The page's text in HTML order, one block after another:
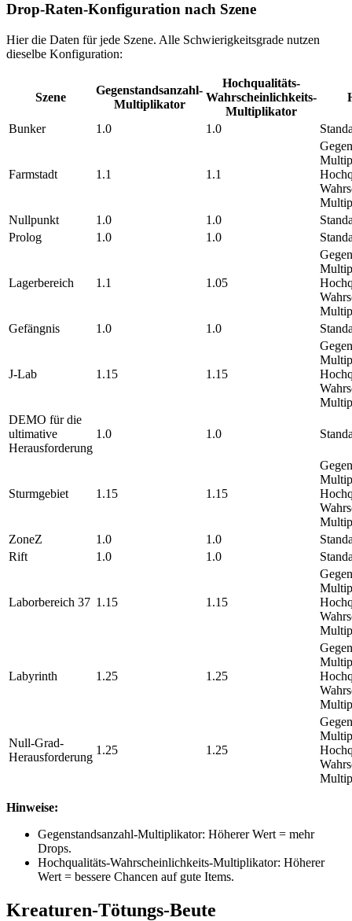
Drop-Raten-Konfiguration nach Szene
Hier die Daten für jede Szene. Alle Schwierigkeitsgrade nutzen
dieselbe Konfiguration:
Szene
Gegenstandsanzahl-
Multiplikator
Hochqualitäts-
Wahrscheinlichkeits-
Multiplikator
Bunker 1.0 1.0
Farmstadt 1.1 1.1
Nullpunkt
1.0 1.0
Prolog
1.0 1.0
Lagerbereich 1.1 1.05
Gefängnis
1.0 1.0
J-Lab 1.15 1.15
DEMO für die
ultimative
Herausforderung
1.0 1.0
Sturmgebiet 1.15 1.15
ZoneZ
1.0 1.0
Rift
1.0 1.0
Laborbereich 37 1.15 1.15
Labyrinth 1.25 1.25
Null-Grad-
Herausforderung
1.25 1.25
Hinweise:
Gegenstandsanzahl-Multiplikator: Höherer Wert = mehr
Drops.
Hochqualitäts-Wahrscheinlichkeits-Multiplikator: Höherer
Wert = bessere Chancen auf gute Items.
Kreaturen-Tötungs-Beute